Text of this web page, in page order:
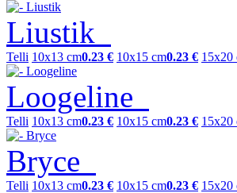
Liustik
Telli 10x13 cm0.23 € 10x15 cm0.23 € 15x20
Loogeline
Telli 10x13 cm0.23 € 10x15 cm0.23 € 15x20
Bryce
Telli 10x13 cm0.23 € 10x15 cm0.23 € 15x20